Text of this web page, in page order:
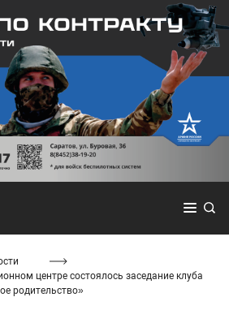
центре состоялось заседание клуба
родительство»